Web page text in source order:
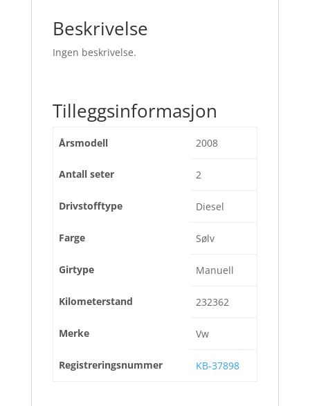
Beskrivelse
Ingen beskrivelse.
Tilleggsinformasjon
Årsmodell 2008
Antall seter 2
Drivstofftype Diesel
Farge Sølv
Girtype Manuell
Kilometerstand 232362
Merke Vw
Registreringsnummer KB-37898